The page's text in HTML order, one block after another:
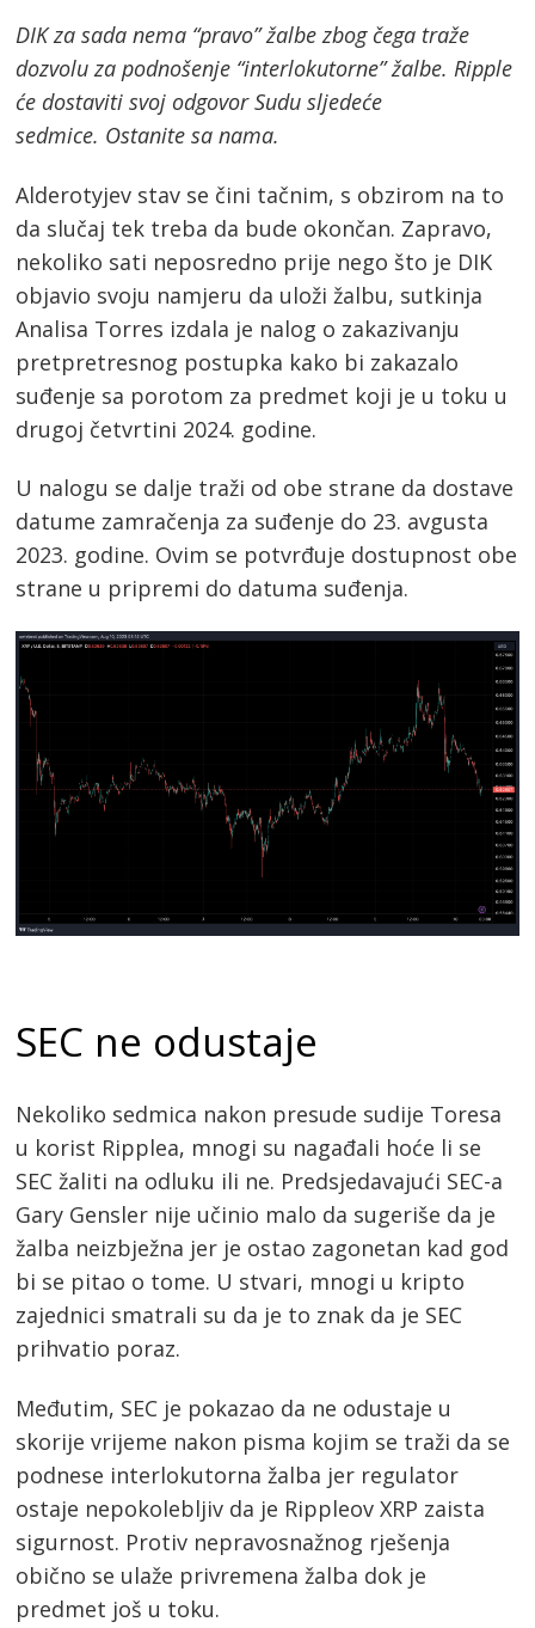
DIK za sada nema “pravo” žalbe zbog čega traže
dozvolu za podnošenje “interlokutorne” žalbe. Ripple
će dostaviti svoj odgovor Sudu sljedeće
sedmice. Ostanite sa nama.
Alderotyjev stav se čini tačnim, s obzirom na to
da slučaj tek treba da bude okončan. Zapravo,
nekoliko sati neposredno prije nego što je DIK
objavio svoju namjeru da uloži žalbu, sutkinja
Analisa Torres izdala je nalog o zakazivanju
pretpretresnog postupka kako bi zakazalo
suđenje sa porotom za predmet koji je u toku u
drugoj četvrtini 2024. godine.
U nalogu se dalje traži od obe strane da dostave
datume zamračenja za suđenje do 23. avgusta
2023. godine. Ovim se potvrđuje dostupnost obe
strane u pripremi do datuma suđenja.
SEC ne odustaje
Nekoliko sedmica nakon presude sudije Toresa
u korist Ripplea, mnogi su nagađali hoće li se
SEC žaliti na odluku ili ne. Predsjedavajući SEC-a
Gary Gensler nije učinio malo da sugeriše da je
žalba neizbježna jer je ostao zagonetan kad god
bi se pitao o tome. U stvari, mnogi u kripto
zajednici smatrali su da je to znak da je SEC
prihvatio poraz.
Međutim, SEC je pokazao da ne odustaje u
skorije vrijeme nakon pisma kojim se traži da se
podnese interlokutorna žalba jer regulator
ostaje nepokolebljiv da je Rippleov XRP zaista
sigurnost. Protiv nepravosnažnog rješenja
obično se ulaže privremena žalba dok je
predmet još u toku.
Post
navigation